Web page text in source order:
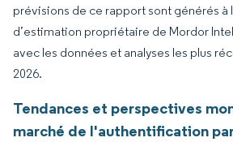
prévisions de ce rapport sont générés à
d’estimation propriétaire de Mordor
avec les données et analyses les plus
2026.
Tendances et perspectives
marché de l'authentification